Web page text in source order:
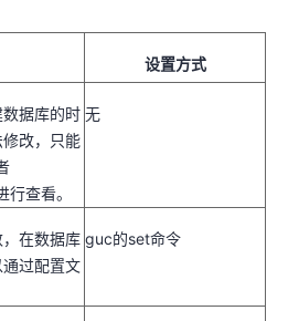
设置方式
据库的时
改，只能
查看。
无
在数据库
过配置文
guc的set命令